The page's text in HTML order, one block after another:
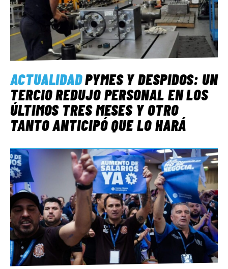
ACTUALIDADPYMES Y DESPIDOS: UN
TERCIO REDUJO PERSONAL EN LOS
ÚLTIMOS TRES MESES Y OTRO
TANTO ANTICIPÓ QUE LO HARÁ